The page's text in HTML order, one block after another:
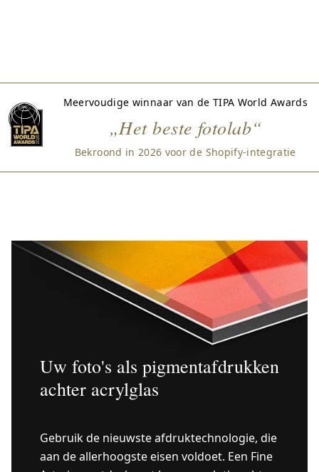
Meervoudige winnaar van de TIPA World Awards
„Het beste fotolab“
Bekroond in 2026 voor de Shopify-integratie
Uw foto's als pigmentafdrukken
achter acrylglas
Gebruik de nieuwste afdruktechnologie, die
aan de allerhoogste eisen voldoet. Een Fine